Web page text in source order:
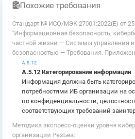
Похожие требования
Стандарт № ИСО/МЭК 27001:2022(E) от
"Информационная безопасность,
частной жизни — Системы управления
безопасностью — Требования.
А.5.12
А.5.12 Категорирование информации
Информация должна быть
потребностями ИБ организации на
по конфиденциальности,
соответствующих требований
Методика экспресс-оценки уровня
организации РезБез: